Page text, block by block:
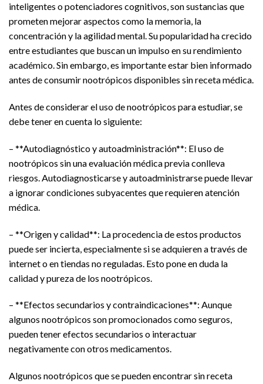
inteligentes o potenciadores cognitivos, son sustancias que
prometen mejorar aspectos como la memoria, la
concentración y la agilidad mental. Su popularidad ha crecido
entre estudiantes que buscan un impulso en su rendimiento
académico. Sin embargo, es importante estar bien informado
antes de consumir nootrópicos disponibles sin receta médica.
Antes de considerar el uso de nootrópicos para estudiar, se
debe tener en cuenta lo siguiente:
– **Autodiagnóstico y autoadministración**: El uso de
nootrópicos sin una evaluación médica previa conlleva
riesgos. Autodiagnosticarse y autoadministrarse puede llevar
a ignorar condiciones subyacentes que requieren atención
médica.
– **Origen y calidad**: La procedencia de estos productos
puede ser incierta, especialmente si se adquieren a través de
internet o en tiendas no reguladas. Esto pone en duda la
calidad y pureza de los nootrópicos.
– **Efectos secundarios y contraindicaciones**: Aunque
algunos nootrópicos son promocionados como seguros,
pueden tener efectos secundarios o interactuar
negativamente con otros medicamentos.
Algunos nootrópicos que se pueden encontrar sin receta